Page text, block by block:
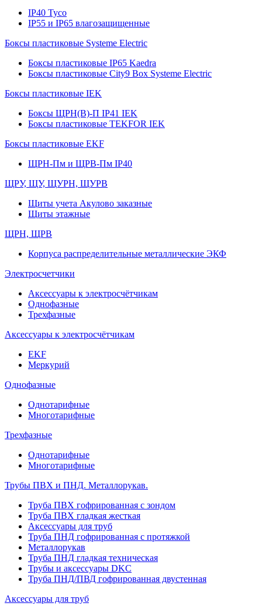
IP40 Тусо
IP55 и IP65 влагозащищенные
Боксы пластиковые Systeme Electric
Боксы пластиковые IP65 Kaedra
Боксы пластиковые City9 Box Systeme Electric
Боксы пластиковые IEK
Боксы ЩРН(В)-П IP41 IEK
Боксы пластиковые TEKFOR IEK
Боксы пластиковые EKF
ЩРН-Пм и ЩРВ-Пм IP40
ЩРУ, ЩУ, ЩУРН, ЩУРВ
Щиты учета Акулово заказные
Щиты этажные
ЩРН, ЩРВ
Корпуса распределительные металлические ЭКФ
Электросчетчики
Аксессуары к электросчётчикам
Однофазные
Трехфазные
Аксессуары к электросчётчикам
EKF
Меркурий
Однофазные
Однотарифные
Многотарифные
Трехфазные
Однотарифные
Многотарифные
Трубы ПВХ и ПНД. Металлорукав.
Труба ПВХ гофрированная с зондом
Труба ПВХ гладкая жесткая
Аксессуары для труб
Труба ПНД гофрированная с протяжкой
Металлорукав
Труба ПНД гладкая техническая
Трубы и аксессуары DKC
Труба ПНД/ПВД гофрированная двустенная
Аксессуары для труб